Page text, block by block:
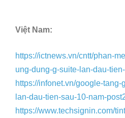
Việt Nam:
https://ictnews.vn/cntt/phan-
ung-dung-g-suite-lan-dau-
https://infonet.vn/google-
lan-dau-tien-sau-10-nam-
https://www.techsignin.com/